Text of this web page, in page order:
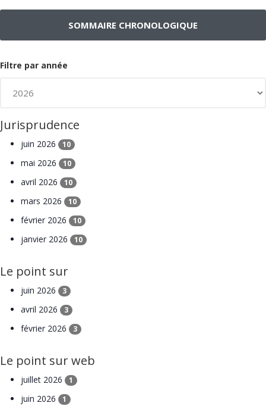
SOMMAIRE CHRONOLOGIQUE
Filtre par année
Jurisprudence
juin 2026 10
mai 2026 10
avril 2026 10
mars 2026 10
février 2026 10
janvier 2026 10
Le point sur
juin 2026 3
avril 2026 3
février 2026 3
Le point sur web
juillet 2026 1
juin 2026 1